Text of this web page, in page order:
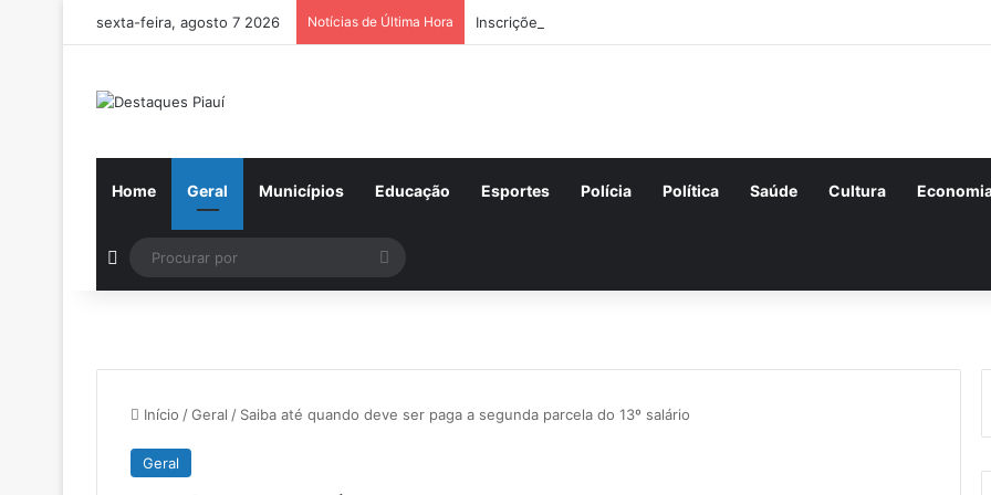
sexta-feira, agosto 7 2026 Notícias de Última Hora Inscrições para o concurso Unificado do Piauí encerram amanhã
Home Geral Municípios Educação Esportes Polícia Política Saúde Cultura
Switch skin
Procurar
por
Início /Geral / Saiba até quando deve ser paga a segunda parcela do 13º salário
Geral